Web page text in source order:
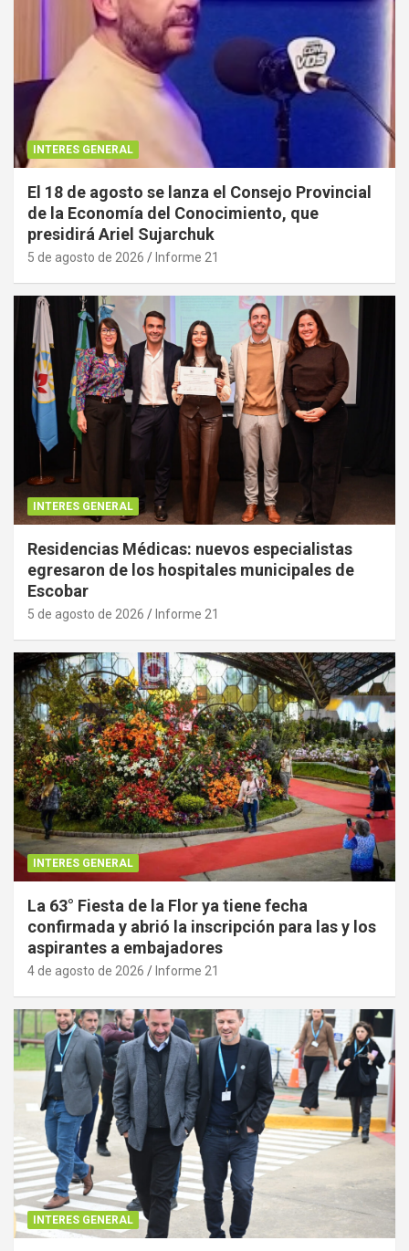
INTERES GENERAL
El 18 de agosto se lanza el Consejo Provincial
de la Economía del Conocimiento, que
presidirá Ariel Sujarchuk
5 de agosto de 2026 Informe 21
INTERES GENERAL
Residencias Médicas: nuevos especialistas
egresaron de los hospitales municipales de
Escobar
5 de agosto de 2026 Informe 21
INTERES GENERAL
La 63° Fiesta de la Flor ya tiene fecha
confirmada y abrió la inscripción para las y los
aspirantes a embajadores
4 de agosto de 2026 Informe 21
INTERES GENERAL